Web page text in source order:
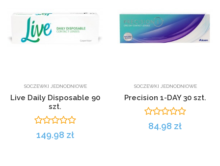
SOCZEWKI JEDNODNIOWE
Live Daily Disposable 90
szt.
149.98 zł
SOCZEWKI JEDNODNIOWE
Precision 1-DAY 30 szt.
84.98 zł